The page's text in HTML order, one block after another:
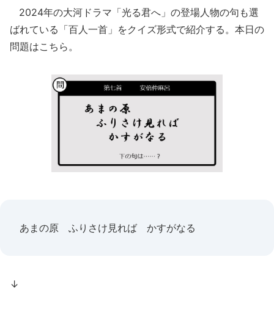
2024年の大河ドラマ「光る君へ」の登場人物の句も選
ばれている「百人一首」をクイズ形式で紹介する。本日の
問題はこちら。
あまの原 ふりさけ見れば かすがなる
↓